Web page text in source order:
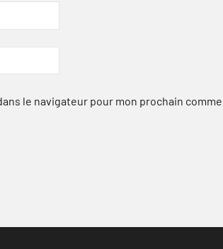
le navigateur pour mon prochain